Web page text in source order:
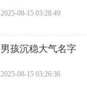
2025-08-15 03:28:49
​男孩沉稳大气名字
2025-08-15 03:26:36